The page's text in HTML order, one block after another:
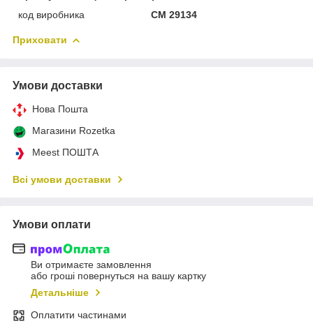
код виробника
CM 29134
Приховати
Умови доставки
Нова Пошта
Магазини Rozetka
Meest ПОШТА
Всі умови доставки
Умови оплати
Ви отримаєте замовлення
або гроші повернуться на вашу картку
Детальніше
Оплатити частинами